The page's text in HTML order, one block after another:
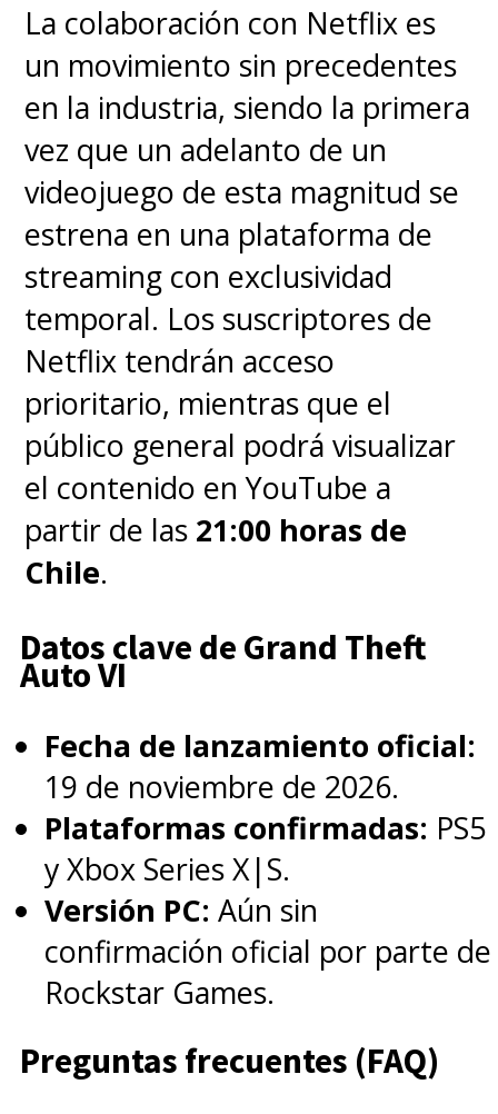
La colaboración con Netflix es
un movimiento sin precedentes
en la industria, siendo la primera
vez que un adelanto de un
videojuego de esta magnitud se
estrena en una plataforma de
streaming con exclusividad
temporal. Los suscriptores de
Netflix tendrán acceso
prioritario, mientras que el
público general podrá visualizar
el contenido en YouTube a
partir de las 21:00 horas de
Chile.
Datos clave de Grand Theft
Auto VI
Fecha de lanzamiento oficial:
19 de noviembre de 2026.
Plataformas confirmadas: PS5
y Xbox Series X|S.
Versión PC: Aún sin
confirmación oficial por parte de
Rockstar Games.
Preguntas frecuentes (FAQ)